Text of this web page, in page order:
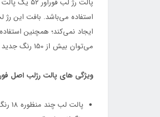
استفاده می‌باشد. بافت این
ایجاد نمی‌کند؛ همچنین
می‌توان بیش از 150 رنگ جدید ایجاد کرد.
ویژگی های پالت رژلب اصل
پالت لب چند منظوره 18 رنگ که می توان از آن به عنوان رژ لب، سایه چشم و رژگونه استفاده کرد.